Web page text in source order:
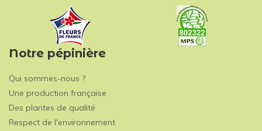
Notre pépinière
Qui sommes-nous ?
Une production française
Des plantes de qualité
Respect de l'environnement